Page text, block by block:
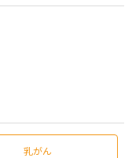
乳がん